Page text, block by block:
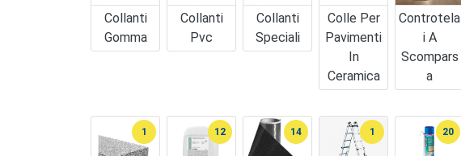
Collanti
Gomma
Collanti
Pvc
Collanti
Speciali
Colle Per
Pavimenti
In
Ceramica
Controtela
I A
Scompars
A
1 12 14 1 20